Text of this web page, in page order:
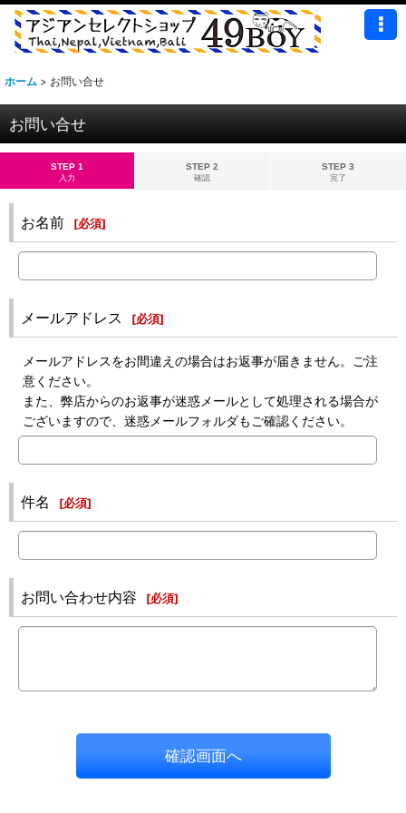
ホーム > お問い合せ
お問い合せ
STEP 1
入力
STEP 2
確認
STEP 3
完了
お名前 [必須]
メールアドレス [必須]
メールアドレスをお間違えの場合はお返事が届きません。ご注
意ください。
また、弊店からのお返事が迷惑メールとして処理される場合が
ございますので、迷惑メールフォルダもご確認ください。
件名 [必須]
お問い合わせ内容 [必須]
確認画面へ